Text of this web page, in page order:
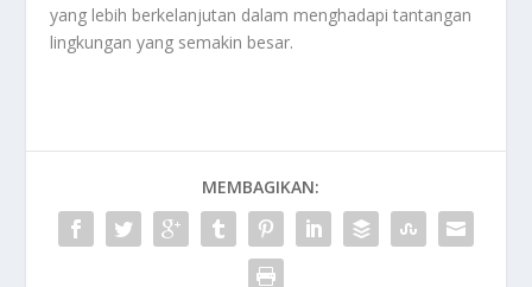
yang lebih berkelanjutan dalam menghadapi tantangan
lingkungan yang semakin besar.
MEMBAGIKAN: